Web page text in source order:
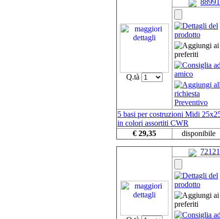
Q.tà
88991
5 basi per costruzioni Midi
in colori assortiti CWR
€ 29,35
disponibile
72121